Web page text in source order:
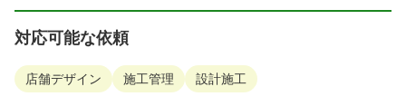
対応可能な依頼
店舗デザイン 施工管理 設計施工